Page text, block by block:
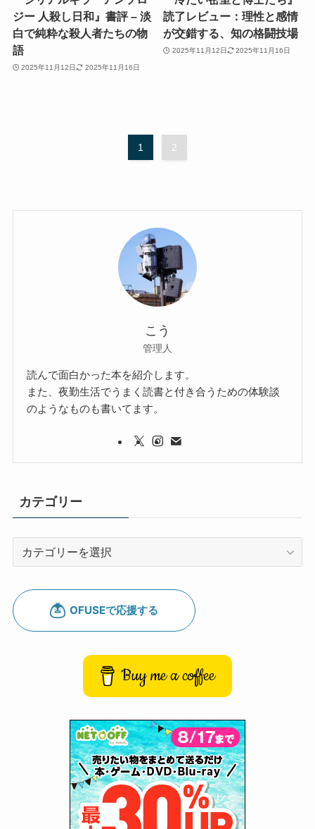
ジー 人殺し日和』書評 – 淡
白で純粋な殺人者たちの物
語
2025年11月12日 2025年11月16日
読了レビュー：理性と感情
が交錯する、知の格闘技場
2025年11月12日 2025年11月16日
1 2
こう
管理人
読んで面白かった本を紹介します。
また、夜勤生活でうまく読書と付き合うための体験談
のようなものも書いてます。
カテゴリー
リ
ー
Buy me a coffee